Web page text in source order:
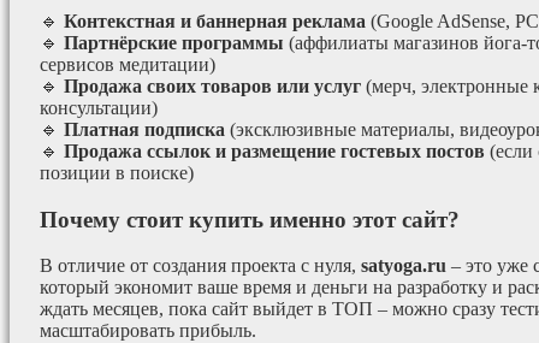
🔹 Контекстная и баннерная реклама (Google AdSense,
🔹 Партнёрские программы (аффилиаты магазинов йога-
сервисов медитации)
🔹 Продажа своих товаров или услуг (мерч, электронные
консультации)
🔹 Платная подписка (эксклюзивные материалы,
🔹 Продажа ссылок и размещение гостевых постов (если
позиции в поиске)
Почему стоит купить именно этот сайт?
В отличие от создания проекта с нуля, satyoga.ru – это уже
который экономит ваше время и деньги на разработку и
ждать месяцев, пока сайт выйдет в ТОП – можно сразу
масштабировать прибыль.